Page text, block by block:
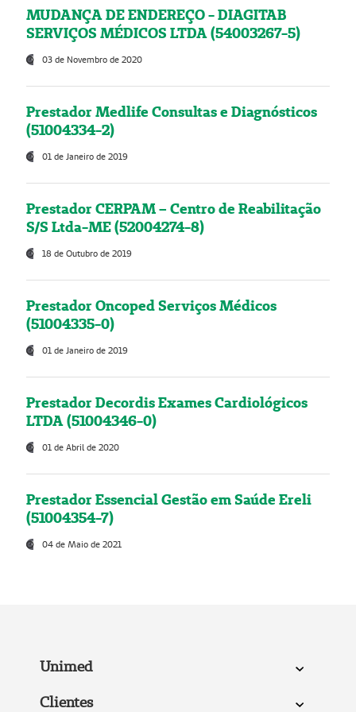
MUDANÇA DE ENDEREÇO - DIAGITAB
SERVIÇOS MÉDICOS LTDA (54003267-5)
03 de Novembro de 2020
Prestador Medlife Consultas e Diagnósticos
(51004334-2)
01 de Janeiro de 2019
Prestador CERPAM – Centro de Reabilitação
S/S Ltda-ME (52004274-8)
18 de Outubro de 2019
Prestador Oncoped Serviços Médicos
(51004335-0)
01 de Janeiro de 2019
Prestador Decordis Exames Cardiológicos
LTDA (51004346-0)
01 de Abril de 2020
Prestador Essencial Gestão em Saúde Ereli
(51004354-7)
04 de Maio de 2021
Unimed
Clientes